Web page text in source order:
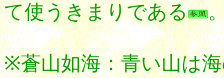
て使うきまりである
※蒼山如海：青い山は